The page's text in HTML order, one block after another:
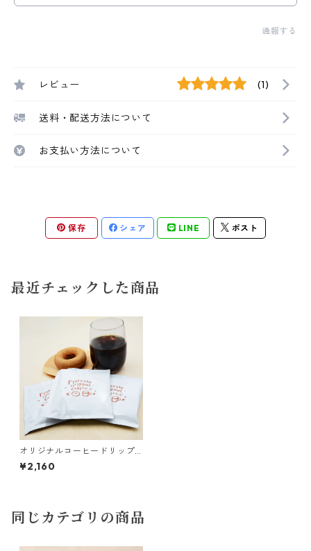
通報する
レビュー (1)
送料・配送方法について
お支払い方法について
保存 シェア LINE ポスト
最近チェックした商品
オリジナルコーヒードリップ
バッグ（10パック）
¥2,160
同じカテゴリの商品